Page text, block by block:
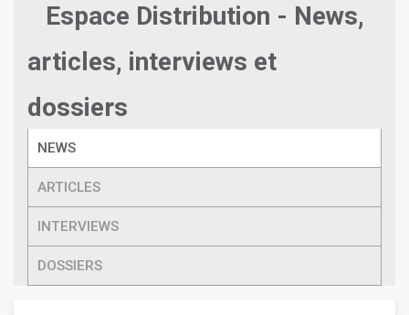
Espace Distribution - News,
articles, interviews et
dossiers
NEWS
ARTICLES
INTERVIEWS
DOSSIERS